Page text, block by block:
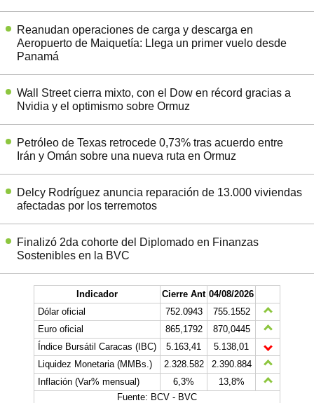
Reanudan operaciones de carga y descarga en
Aeropuerto de Maiquetía: Llega un primer vuelo desde
Panamá
Wall Street cierra mixto, con el Dow en récord gracias a
Nvidia y el optimismo sobre Ormuz
Petróleo de Texas retrocede 0,73% tras acuerdo entre
Irán y Omán sobre una nueva ruta en Ormuz
Delcy Rodríguez anuncia reparación de 13.000 viviendas
afectadas por los terremotos
Finalizó 2da cohorte del Diplomado en Finanzas
Sostenibles en la BVC
Indicador Cierre Ant 04/08/2026
Dólar oficial
752.0943
755.1552
Euro oficial
865,1792
870,0445
Índice Bursátil Caracas (IBC)
5.163,41
5.138,01
Liquidez Monetaria (MMBs.)
2.328.582
2.390.884
Inflación (Var% mensual)
6,3%
13,8%
Fuente: BCV - BVC